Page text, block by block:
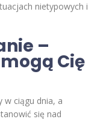
nietypowych i
–
Cię
w ciągu dnia, a
się nad